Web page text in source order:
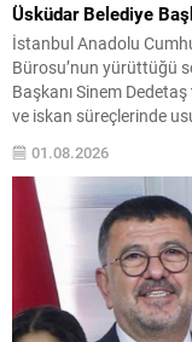
Üsküdar Belediye
İstanbul Anadolu
Bürosu’nun yürüttüğü
Başkanı Sinem
ve iskan süreçlerinde
beyanları ve etkin
üzerine şekillendi. 29
düzenlenen eş
01.08.2026